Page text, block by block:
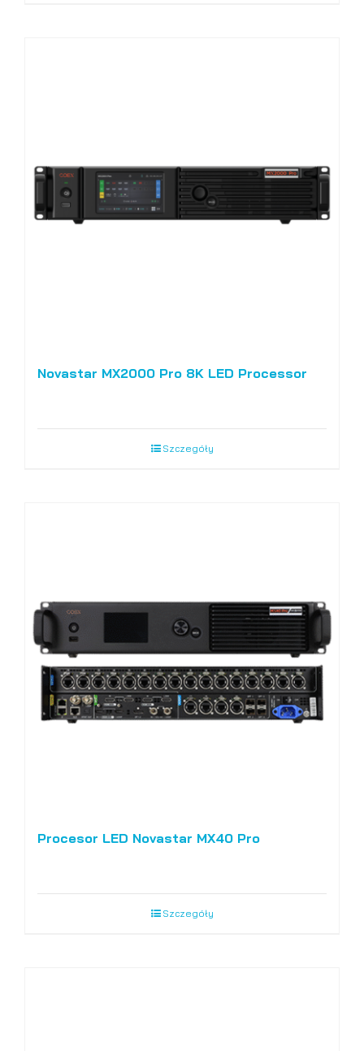
Novastar MX2000 Pro 8K LED Processor
Szczegóły
Procesor LED Novastar MX40 Pro
Szczegóły